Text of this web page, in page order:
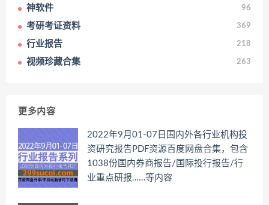
神软件 96
考研考证资料 369
行业报告 218
视频珍藏合集 263
更多内容
2022年9月01-07日国内外各行业机构投
资研究报告PDF资源百度网盘合集，包含
1038份国内券商报告/国际投行报告/行
业重点研报……等内容